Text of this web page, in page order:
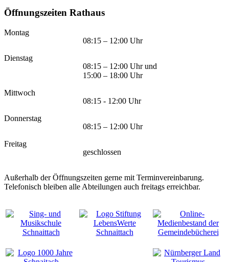
Öffnungszeiten Rathaus
Montag
08:15 – 12:00 Uhr
Dienstag
08:15 – 12:00 Uhr und
15:00 – 18:00 Uhr
Mittwoch
08:15 - 12:00 Uhr
Donnerstag
08:15 – 12:00 Uhr
Freitag
geschlossen
Außerhalb der Öffnungszeiten gerne mit Terminvereinbarung.
Telefonisch bleiben alle Abteilungen auch freitags erreichbar.